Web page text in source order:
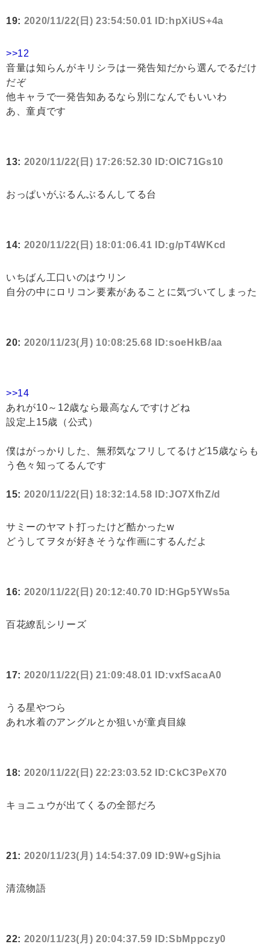
19: 2020/11/22(日) 23:54:50.01 ID:hpXiUS+4a
>>12
音量は知らんがキリシラは一発告知だから選んでるだけ
だぞ
他キャラで一発告知あるなら別になんでもいいわ
あ、童貞です
13: 2020/11/22(日) 17:26:52.30 ID:OlC71Gs10
おっぱいがぶるんぶるんしてる台
14: 2020/11/22(日) 18:01:06.41 ID:g/pT4WKcd
いちばん工口いのはウリン
自分の中にロリコン要素があることに気づいてしまった
20: 2020/11/23(月) 10:08:25.68 ID:soeHkB/aa
>>14
あれが10～12歳なら最高なんですけどね
設定上15歳（公式）
僕はがっかりした、無邪気なフリしてるけど15歳ならも
う色々知ってるんです
15: 2020/11/22(日) 18:32:14.58 ID:JO7XfhZ/d
サミーのヤマト打ったけど酷かったw
どうしてヲタが好きそうな作画にするんだよ
16: 2020/11/22(日) 20:12:40.70 ID:HGp5YWs5a
百花繚乱シリーズ
17: 2020/11/22(日) 21:09:48.01 ID:vxfSacaA0
うる星やつら
あれ水着のアングルとか狙いが童貞目線
18: 2020/11/22(日) 22:23:03.52 ID:CkC3PeX70
キョニュウが出てくるの全部だろ
21: 2020/11/23(月) 14:54:37.09 ID:9W+gSjhia
清流物語
22: 2020/11/23(月) 20:04:37.59 ID:SbMppczy0